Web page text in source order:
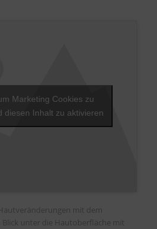
Marketing Cookies zu
diesen Inhalt zu aktivieren
mit dem
unter die Hautoberfläche mit